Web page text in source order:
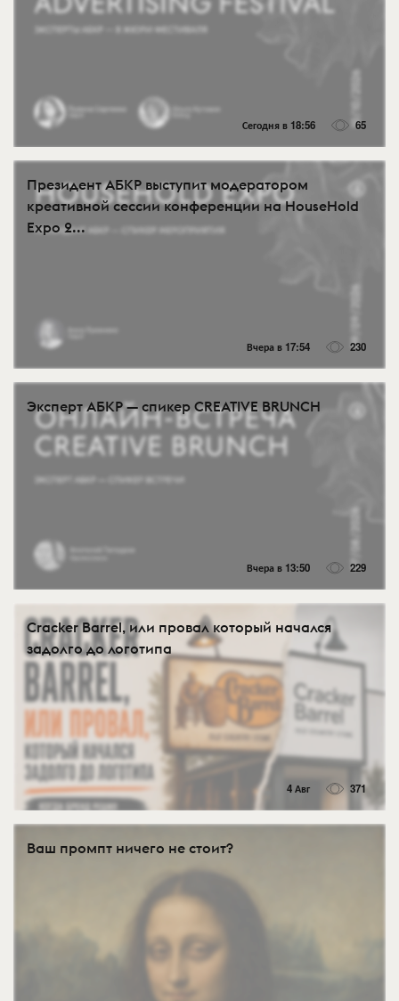
Сегодня в 18:56 65
Президент АБКР выступит модератором
креативной сессии конференции на HouseHold
Expo 2...
Вчера в 17:54 230
Эксперт АБКР — спикер CREATIVE BRUNCH
Вчера в 13:50 229
Cracker Barrel, или провал который начался
задолго до логотипа
4 Авг 371
Ваш промпт ничего не стоит?